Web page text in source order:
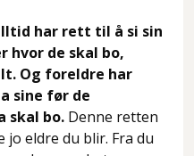
har rett til å si sin
hvor de skal bo,
Og foreldre har
sine før de
skal bo. Denne retten
eldre du blir. Fra du